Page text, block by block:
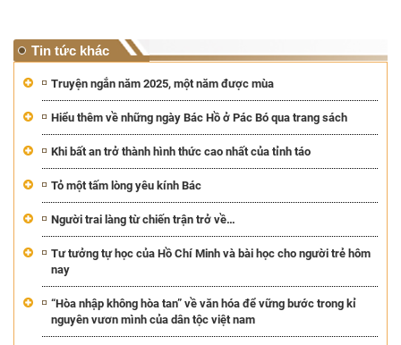
Tin tức khác
Truyện ngắn năm 2025, một năm được mùa
Hiểu thêm về những ngày Bác Hồ ở Pác Bó qua trang sách
Khi bất an trở thành hình thức cao nhất của tỉnh táo
Tỏ một tấm lòng yêu kính Bác
Người trai làng từ chiến trận trở về…
Tư tưởng tự học của Hồ Chí Minh và bài học cho người trẻ hôm
nay
“Hòa nhập không hòa tan” về văn hóa để vững bước trong kỉ
nguyên vươn mình của dân tộc việt nam